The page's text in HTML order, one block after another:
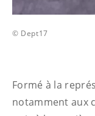
© Dept17
Formé à la
notamment aux